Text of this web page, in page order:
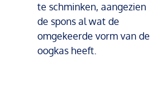
te schminken, aangezien
de spons al wat de
omgekeerde vorm van de
oogkas heeft.